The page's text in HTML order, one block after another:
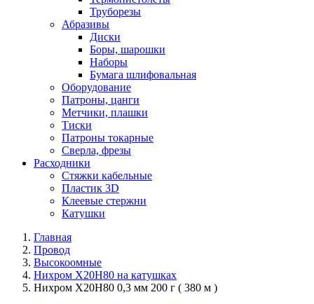
Труборезы
Абразивы
Диски
Боры, шарошки
Наборы
Бумага шлифовальная
Оборудование
Патроны, цанги
Метчики, плашки
Тиски
Патроны токарные
Сверла, фрезы
Расходники
Стяжки кабельные
Пластик 3D
Клеевые стержни
Катушки
Главная
Провод
Высокоомные
Нихром Х20Н80 на катушках
Нихром Х20Н80 0,3 мм 200 г ( 380 м )